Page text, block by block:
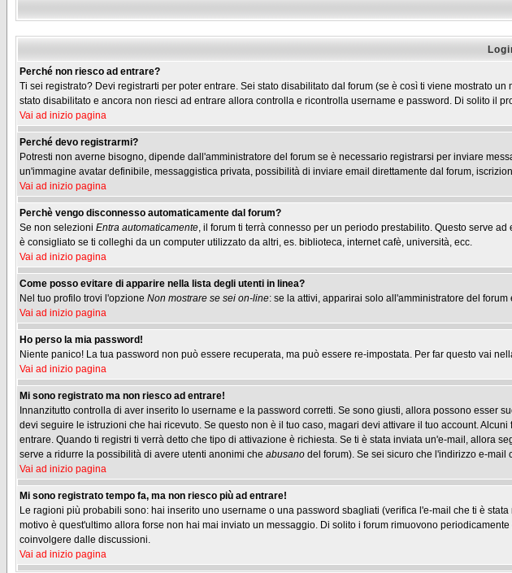
Perché non riesco ad entrare?
Ti sei registrato? Devi registrarti per poter entrare. Sei stato disabilitato dal forum (se è così ti viene mostrato
stato disabilitato e ancora non riesci ad entrare allora controlla e ricontrolla username e password. Di solito il
Vai ad inizio pagina
Perché devo registrarmi?
Potresti non averne bisogno, dipende dall'amministratore del forum se è necessario registrarsi per inviare
un'immagine avatar definibile, messaggistica privata, possibilità di inviare email direttamente dal forum,
Vai ad inizio pagina
Perchè vengo disconnesso automaticamente dal forum?
Se non selezioni Entra automaticamente, il forum ti terrà connesso per un periodo prestabilito. Questo serve
è consigliato se ti colleghi da un computer utilizzato da altri, es. biblioteca, internet cafè, università, ecc.
Vai ad inizio pagina
Come posso evitare di apparire nella lista degli utenti in linea?
Nel tuo profilo trovi l'opzione Non mostrare se sei on-line: se la attivi, apparirai solo all'amministratore del
Vai ad inizio pagina
Ho perso la mia password!
Niente panico! La tua password non può essere recuperata, ma può essere re-impostata. Per far questo vai
Vai ad inizio pagina
Mi sono registrato ma non riesco ad entrare!
Innanzitutto controlla di aver inserito lo username e la password corretti. Se sono giusti, allora possono esser
devi seguire le istruzioni che hai ricevuto. Se questo non è il tuo caso, magari devi attivare il tuo account.
entrare. Quando ti registri ti verrà detto che tipo di attivazione è richiesta. Se ti è stata inviata un'e-mail, allora
serve a ridurre la possibilità di avere utenti anonimi che abusano del forum). Se sei sicuro che l'indirizzo e-
Vai ad inizio pagina
Mi sono registrato tempo fa, ma non riesco più ad entrare!
Le ragioni più probabili sono: hai inserito uno username o una password sbagliati (verifica l'e-mail che ti è
motivo è quest'ultimo allora forse non hai mai inviato un messaggio. Di solito i forum rimuovono
coinvolgere dalle discussioni.
Vai ad inizio pagina